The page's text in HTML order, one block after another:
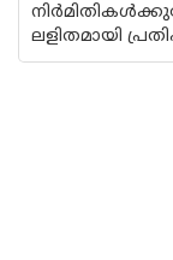
ലളിതമായി